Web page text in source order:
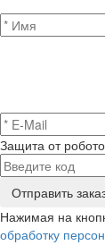
Защита от
Отправить
Нажимая на
обработку